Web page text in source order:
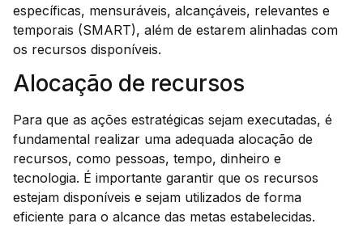
específicas, mensuráveis, alcançáveis, relevantes e
temporais (SMART), além de estarem alinhadas com
os recursos disponíveis.
Alocação de recursos
Para que as ações estratégicas sejam executadas, é
fundamental realizar uma adequada alocação de
recursos, como pessoas, tempo, dinheiro e
tecnologia. É importante garantir que os recursos
estejam disponíveis e sejam utilizados de forma
eficiente para o alcance das metas estabelecidas.